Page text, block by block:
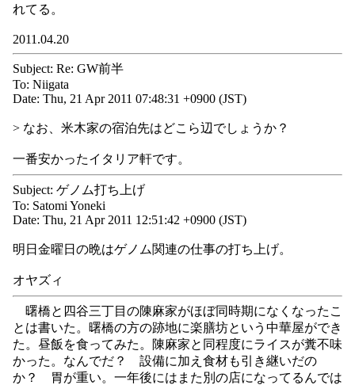
れてる。
2011.04.20
Subject: Re: GW前半
To: Niigata
Date: Thu, 21 Apr 2011 07:48:31 +0900 (JST)
> なお、米木家の宿泊先はどこら辺でしょうか？
一番安かったイタリア軒です。
Subject: ゲノム打ち上げ
To: Satomi Yoneki
Date: Thu, 21 Apr 2011 12:51:42 +0900 (JST)
明日金曜日の晩はゲノム関連の仕事の打ち上げ。
オヤズィ
曙橋と四谷三丁目の陳麻家がほぼ同時期になくなったこ
とは書いた。曙橋の方の跡地に楽膳坊という中華屋ができ
た。昼飯を食ってみた。陳麻家と同程度にライスが糞不味
かった。なんでだ？ 設備に加え食材も引き継いだの
か？ 胃が重い。一年後にはまた別の店になってるんでは